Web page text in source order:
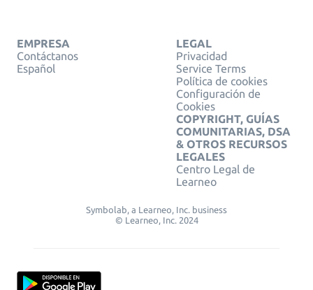
EMPRESA
Contáctanos
Español
LEGAL
Privacidad
Service Terms
Política de cookies
Configuración de
Cookies
COPYRIGHT, GUÍAS
COMUNITARIAS, DSA
& OTROS RECURSOS
LEGALES
Centro Legal de
Learneo
Symbolab, a Learneo, Inc. business
© Learneo, Inc. 2024